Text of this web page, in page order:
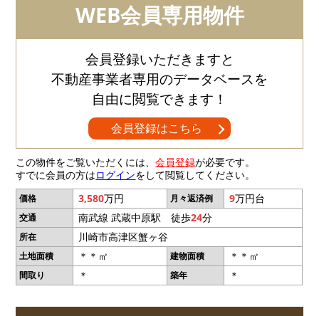
WEB会員専用物件
会員登録いただきますと
不動産事業者専用のデータベースを
自由に閲覧できます！
会員登録はこちら
この物件をご覧いただくには、会員登録が必要です。
すでに会員の方はログインをして閲覧してください。
価格 3,580万円 月々返済例 9万円台
交通 南武線 武蔵中原駅 徒歩24分
所在 川崎市高津区蟹ヶ谷
土地面積 ＊＊㎡ 建物面積 ＊＊㎡
間取り ＊ 築年 ＊